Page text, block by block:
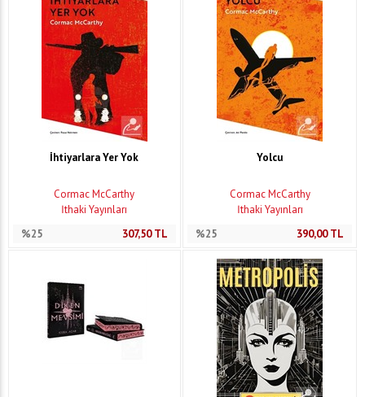
İhtiyarlara Yer Yok
Cormac McCarthy
İthaki Yayınları
%25
307,50TL
Yolcu
Cormac McCarthy
İthaki Yayınları
%25
390,00TL